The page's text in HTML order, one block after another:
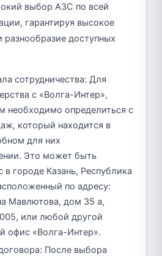
выбор АЗС по всей
гарантируя высокое
разнообразие доступных
сотрудничества: Для
с «Волга-Интер»,
необходимо определиться с
который находится в
для них
Это может быть
в городе Казань, Республика
по адресу:
Мавлютова, дом 35 а,
или любой другой
офис «Волга-Интер».
После выбора